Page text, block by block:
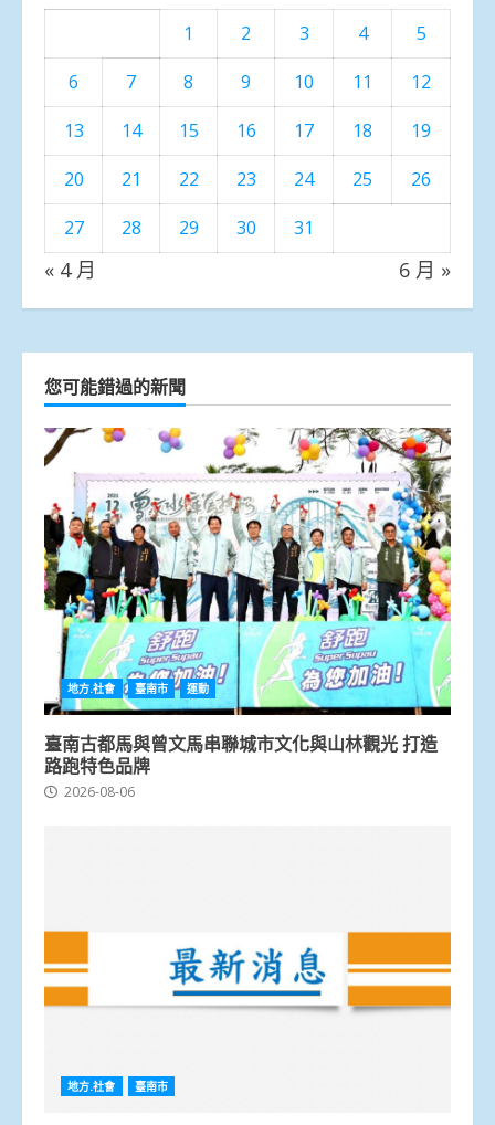
1 2 3 4
5
6
7 8 9 10 11
12
13
14 15 16 17 18
19
20
21 22 23 24 25
26
27
28 29 30 31
« 4 月 6 月 »
您可能錯過的新聞
地方.社會 臺南市 運動
臺南古都馬與曾文馬串聯城市文化與山林觀光 打造
路跑特色品牌
2026-08-06
地方.社會 臺南市